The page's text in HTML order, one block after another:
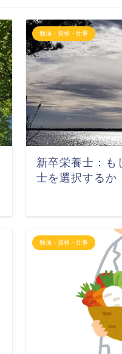
勉強・資格・仕事
新卒栄養士：も
士を選択するか
勉強・資格・仕事